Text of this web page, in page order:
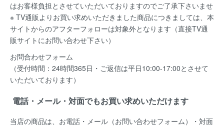
はお客様負担とさせていただいておりますのでご了承下さいませ
※ TV通販よりお買い求めいただきました商品につきましては、本
サイトからのアフターフォローは対象外となります（直接TV通
販サイトにお問い合わせ下さい）
お問合わせフォーム
（受付時間：24時間365日・ご返信は平日10:00-17:00とさせて
いただいております）
電話・メール・対面でもお買い求めいただけます
当店の商品は、お電話・メール（お問い合わせフォーム）・対面